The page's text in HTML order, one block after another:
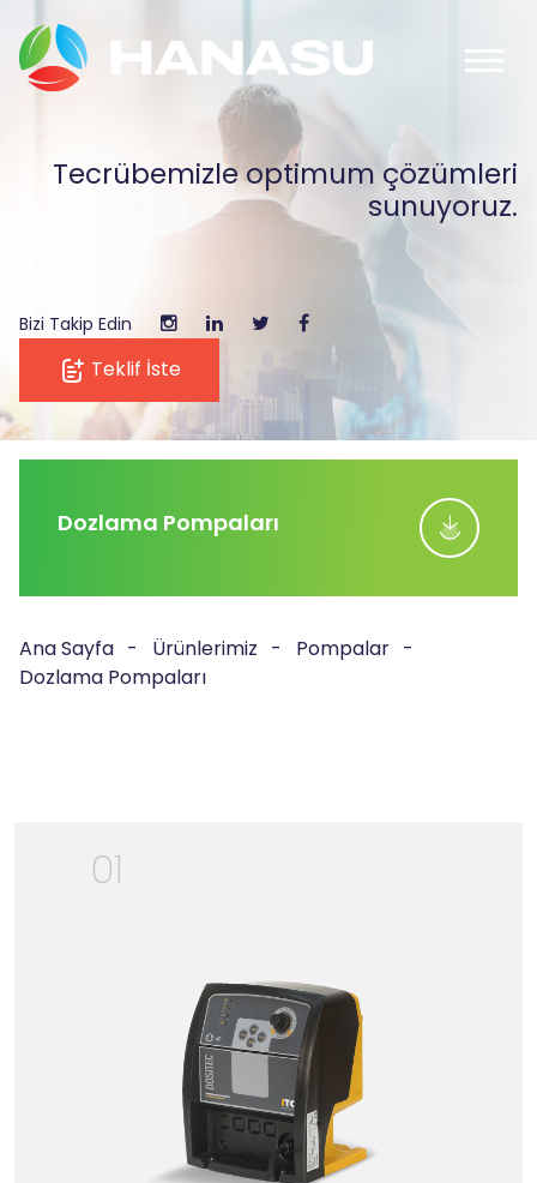
Tecrübemizle optimum çözümleri
sunuyoruz.
Bizi Takip Edin
Teklif İste
Dozlama Pompaları
Ana Sayfa Ürünlerimiz
Pompalar
Dozlama Pompaları
01